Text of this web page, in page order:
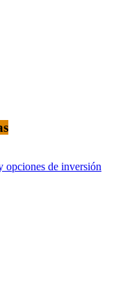
opciones de inversión